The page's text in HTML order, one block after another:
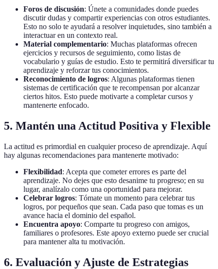
Foros de discusión: Únete a comunidades donde puedes
discutir dudas y compartir experiencias con otros estudiantes.
Esto no solo te ayudará a resolver inquietudes, sino también a
interactuar en un contexto real.
Material complementario: Muchas plataformas ofrecen
ejercicios y recursos de seguimiento, como listas de
vocabulario y guías de estudio. Esto te permitirá diversificar tu
aprendizaje y reforzar tus conocimientos.
Reconocimiento de logros: Algunas plataformas tienen
sistemas de certificación que te recompensan por alcanzar
ciertos hitos. Esto puede motivarte a completar cursos y
mantenerte enfocado.
5. Mantén una Actitud Positiva y Flexible
La actitud es primordial en cualquier proceso de aprendizaje. Aquí
hay algunas recomendaciones para mantenerte motivado:
Flexibilidad: Acepta que cometer errores es parte del
aprendizaje. No dejes que esto desanime tu progreso; en su
lugar, analízalo como una oportunidad para mejorar.
Celebrar logros: Tómate un momento para celebrar tus
logros, por pequeños que sean. Cada paso que tomas es un
avance hacia el dominio del español.
Encuentra apoyo: Comparte tu progreso con amigos,
familiares o profesores. Este apoyo externo puede ser crucial
para mantener alta tu motivación.
6. Evaluación y Ajuste de Estrategias